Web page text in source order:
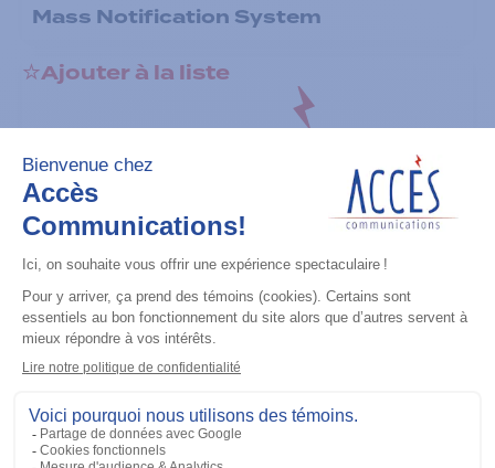
Mass Notification System
Ajouter à la liste
A1410 Base Pedestal
Ajouter à la liste